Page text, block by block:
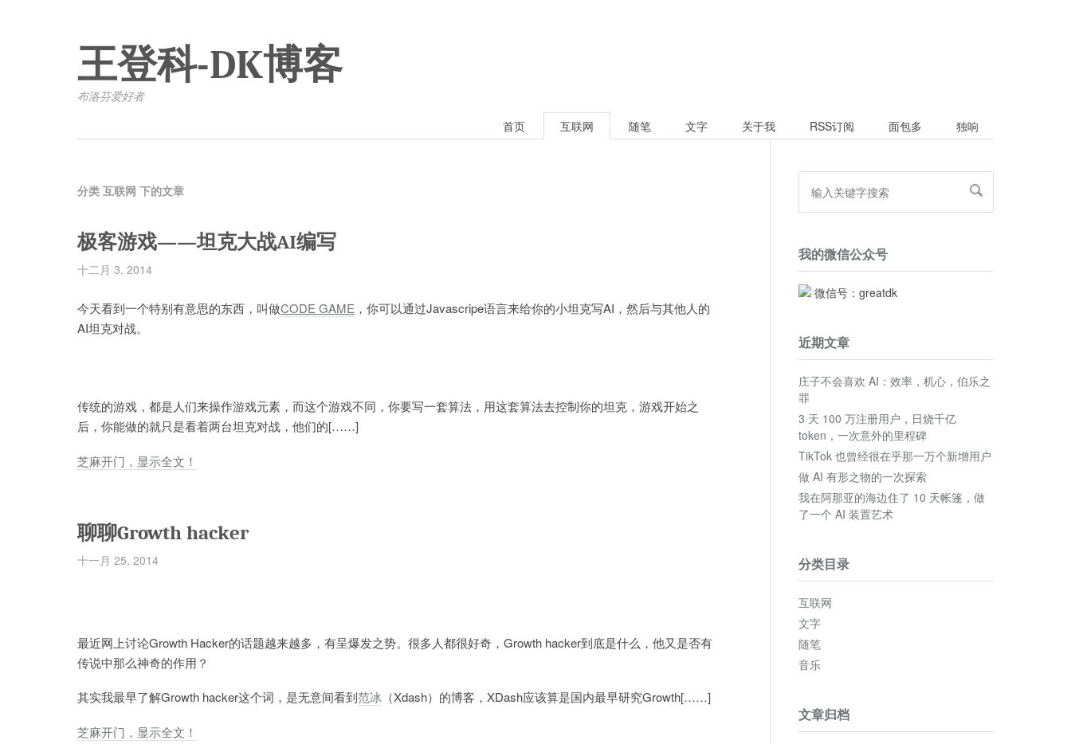
王登科-DK博客
布洛芬爱好者
首页
互联网 随笔 文字 关于我 RSS订阅 面包多 独响
分类 互联网 下的文章
极客游戏——坦克大战AI编写
十二月 3, 2014
今天看到一个特别有意思的东西，叫做CODE GAME ，你可以通过Javascripe语言来给你的小坦克写AI，然后与其他人的
AI坦克对战。
传统的游戏，都是人们来操作游戏元素，而这个游戏不同，你要写一套算法，用这套算法去控制你的坦克，游戏开始之
后，你能做的就只是看着两台坦克对战，他们的[……]
芝麻开门，显示全文！
聊聊Growth hacker
十一月 25, 2014
最近网上讨论Growth Hacker的话题越来越多，有呈爆发之势。很多人都很好奇，Growth hacker到底是什么，他又是否有
传说中那么神奇的作用？
其实我最早了解Growth hacker这个词，是无意间看到范冰 （Xdash）的博客，XDash应该算是国内最早研究Growth[……]
芝麻开门，显示全文！
我的微信公众号
微信号：greatdk
近期文章
庄子不会喜欢 AI：效率，机心，伯乐之
罪
3 天 100 万注册用户，日烧千亿
token，一次意外的里程碑
TikTok 也曾经很在乎那一万个新增用户
做 AI 有形之物的一次探索
我在阿那亚的海边住了 10 天帐篷，做
了一个 AI 装置艺术
分类目录
互联网
文字
随笔
音乐
文章归档